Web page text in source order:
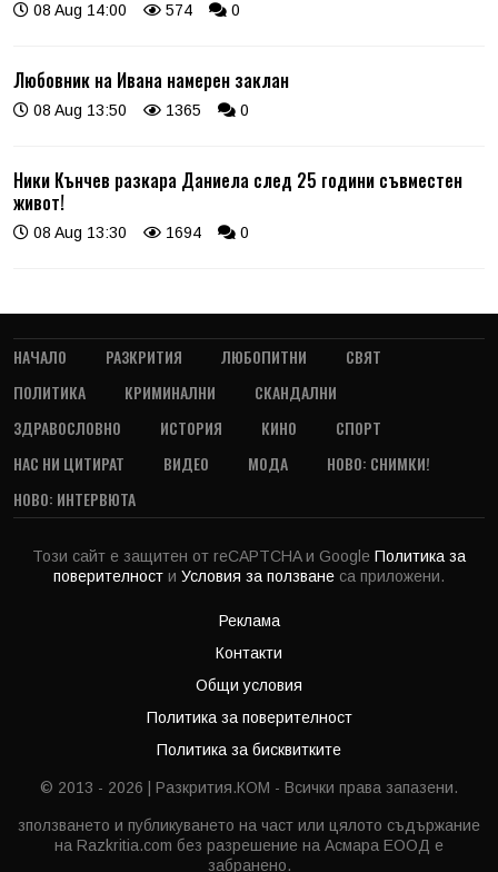
08 Aug 14:00 574 0
Любовник на Ивана намерен заклан
08 Aug 13:50 1365 0
Ники Кънчев разкара Даниела след 25 години съвместен
живот!
08 Aug 13:30 1694 0
НАЧАЛО РАЗКРИТИЯ ЛЮБОПИТНИ
СВЯТ
ПОЛИТИКА
КРИМИНАЛНИ
СКАНДАЛНИ
ЗДРАВОСЛОВНО
ИСТОРИЯ КИНО
СПОРТ
НАС НИ ЦИТИРАТ
ВИДЕО МОДА
НОВО: СНИМКИ!
НОВО: ИНТЕРВЮТА
Този сайт е защитен от reCAPTCHA и Google Политика за
поверителност и Условия за ползване са приложени.
Реклама
Контакти
Общи условия
Политика за поверителност
Политика за бисквитките
© 2013 - 2026 | Разкрития.КОМ - Всички права запазени.
зползването и публикуването на част или цялото съдържание
на Razkritia.com без разрешение на Асмара ЕООД е
забранено.